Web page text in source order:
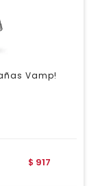
Vamp!
$ 917